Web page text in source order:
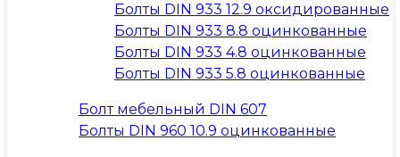
Болты DIN 933 12.9 оксидированные
Болты DIN 933 8.8 оцинкованные
Болты DIN 933 4.8 оцинкованные
Болты DIN 933 5.8 оцинкованные
Болт мебельный DIN 607
Болты DIN 960 10.9 оцинкованные